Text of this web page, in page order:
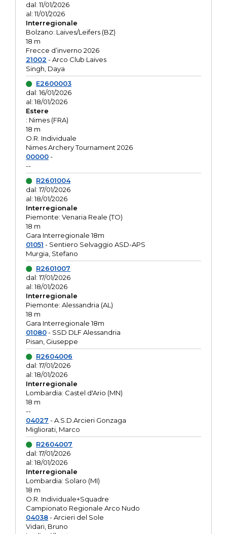
dal: 11/01/2026
al: 11/01/2026
Interregionale
Bolzano: Laives/Leifers (BZ)
18 m
Frecce d’inverno 2026
21002 - Arco Club Laives
Singh, Daya
E2600003
dal: 16/01/2026
al: 18/01/2026
Estere
: Nimes (FRA)
18 m
O.R. Individuale
Nimes Archery Tournament 2026
00000-
--
R2601004
dal: 17/01/2026
al: 18/01/2026
Interregionale
Piemonte: Venaria Reale (TO)
18 m
Gara Interregionale 18m
01051 - Sentiero Selvaggio ASD-APS
Murgia, Stefano
R2601007
dal: 17/01/2026
al: 18/01/2026
Interregionale
Piemonte: Alessandria (AL)
18 m
Gara Interregionale 18m
01080- SSD DLF Alessandria
Pisan, Giuseppe
R2604006
dal: 17/01/2026
al: 18/01/2026
Interregionale
Lombardia: Castel d'Ario (MN)
18 m
--
04027 - A.S.D.Arcieri Gonzaga
Migliorati, Marco
R2604007
dal: 17/01/2026
al: 18/01/2026
Interregionale
Lombardia: Solaro (MI)
18 m
O.R. Individuale+Squadre
Campionato Regionale Arco Nudo
04038- Arcieri del Sole
Vidari, Bruno